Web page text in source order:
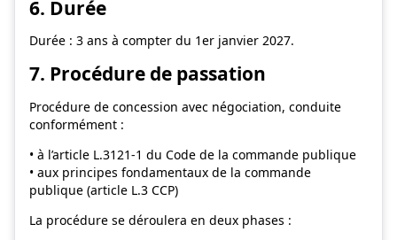
6. Durée
Durée : 3 ans à compter du 1er janvier 2027.
7. Procédure de passation
Procédure de concession avec négociation, conduite
conformément :
• à l’article L.3121-1 du Code de la commande publique
• aux principes fondamentaux de la commande
publique (article L.3 CCP)
La procédure se déroulera en deux phases :